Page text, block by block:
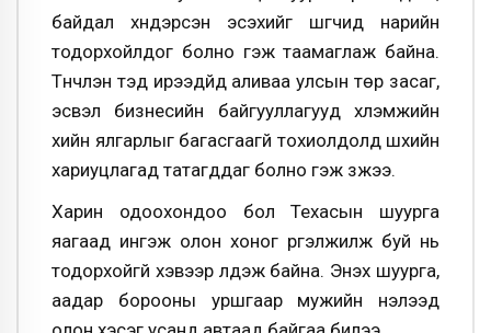
байдал хүндэрсэн эсэхийг шүүгчид нарийн
тодорхойлдог болно гэж таамаглаж байна.
Түүнчлэн тэд ирээдүйд аливаа улсын төр засаг,
эсвэл бизнесийн байгууллагууд хүлэмжийн
хийн ялгарлыг багасгаагүй тохиолдолд шүүхийн
хариуцлагад татагддаг болно гэж үзжээ.
Харин одоохондоо бол Техасын шуурга
яагаад ингэж олон хоног үргэлжилж буй нь
тодорхойгүй хэвээр үлдэж байна. Энэхүү шуурга,
аадар борооны уршгаар мужийн нэлээд